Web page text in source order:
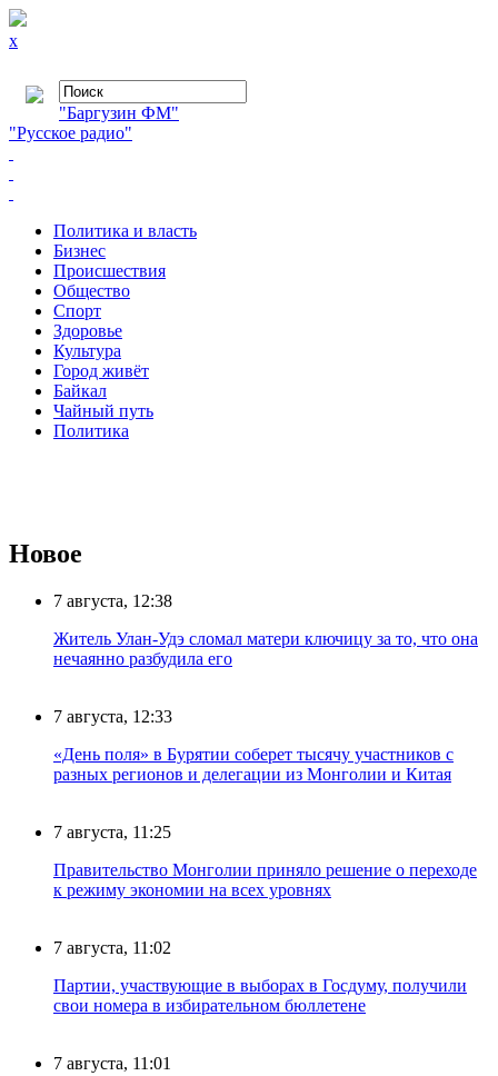
x
"Баргузин ФМ"
"Русское радио"
Политика и власть
Бизнес
Происшествия
Общество
Cпорт
Здоровье
Культура
Город живёт
Байкал
Чайный путь
Политика
Новое
7 августа, 12:38
Житель Улан-Удэ сломал матери ключицу за то, что она
нечаянно разбудила его
7 августа, 12:33
«День поля» в Бурятии соберет тысячу участников с
разных регионов и делегации из Монголии и Китая
7 августа, 11:25
Правительство Монголии приняло решение о переходе
к режиму экономии на всех уровнях
7 августа, 11:02
Партии, участвующие в выборах в Госдуму, получили
свои номера в избирательном бюллетене
7 августа, 11:01